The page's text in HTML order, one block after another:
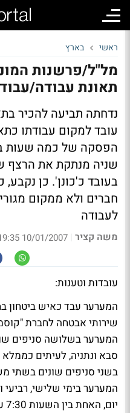
ראשי בארץ
מל"ל/פרשנות
תאונת עבודה/
נדחתה תביעה להכיר
עובד למקום עבודתו
הפסקה של כמה שעות
שניה מנתקת את הרצף
בעובד כ'כונן'. כן
חברים ולא ממקום
לעבודה
משה קציר |
10/01/2007 19:35
עובדות וטענות:
המערער עבד כאיש
שירותי אבטחה לחברת
המערער בשלושה סניפים
סבא ונתניה, לעיתים
בשני סניפים שונים בשתי
המערער בימי שלישי,